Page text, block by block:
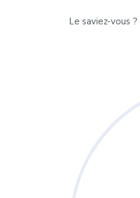
Le saviez-vous ?